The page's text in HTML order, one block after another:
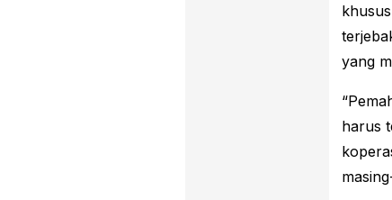
yang
harus